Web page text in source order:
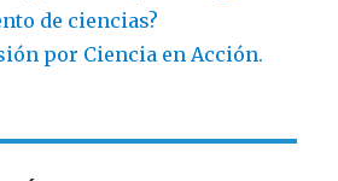
de ciencias?
por Ciencia en Acción.